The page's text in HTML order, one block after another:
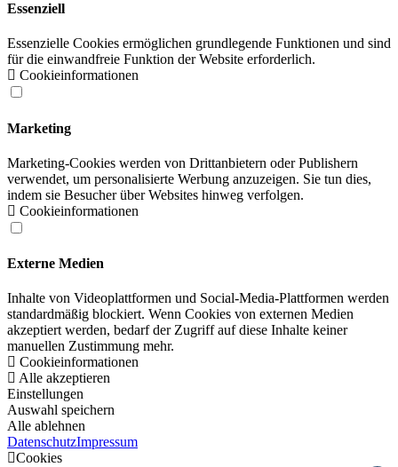
Essenziell
Essenzielle Cookies ermöglichen grundlegende Funktionen und sind
für die einwandfreie Funktion der Website erforderlich.
Cookieinformationen
Marketing
Marketing-Cookies werden von Drittanbietern oder Publishern
verwendet, um personalisierte Werbung anzuzeigen. Sie tun dies,
indem sie Besucher über Websites hinweg verfolgen.
Cookieinformationen
Externe Medien
Inhalte von Videoplattformen und Social-Media-Plattformen werden
standardmäßig blockiert. Wenn Cookies von externen Medien
akzeptiert werden, bedarf der Zugriff auf diese Inhalte keiner
manuellen Zustimmung mehr.
Cookieinformationen
Alle akzeptieren
Einstellungen
Auswahl speichern
Alle ablehnen
DatenschutzImpressum
Cookies